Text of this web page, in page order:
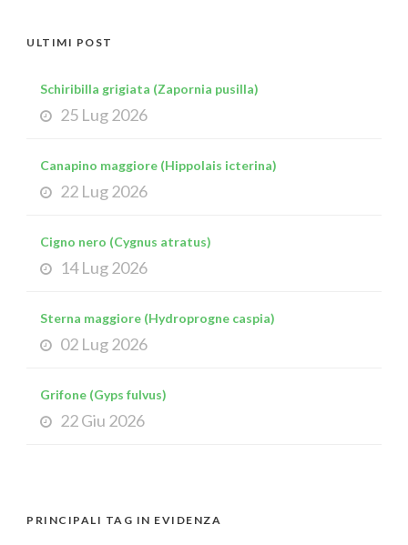
ULTIMI POST
Schiribilla grigiata (Zapornia pusilla)
25 Lug 2026
Canapino maggiore (Hippolais icterina)
22 Lug 2026
Cigno nero (Cygnus atratus)
14 Lug 2026
Sterna maggiore (Hydroprogne caspia)
02 Lug 2026
Grifone (Gyps fulvus)
22 Giu 2026
PRINCIPALI TAG IN EVIDENZA